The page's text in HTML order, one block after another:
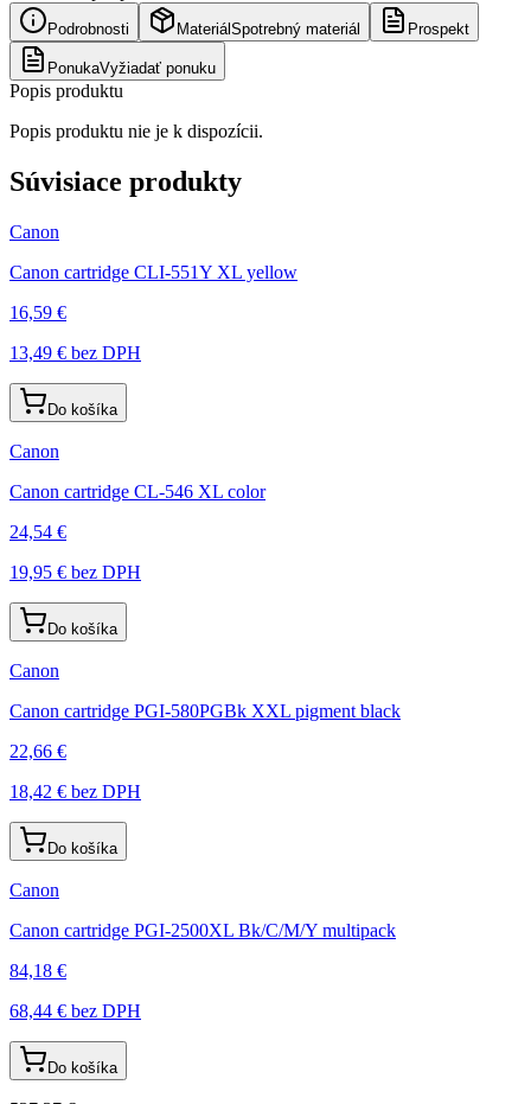
Podrobnosti Materiál Spotrebný materiál Prospekt
PonukaVyžiadať ponuku
Popis produktu
Popis produktu nie je k dispozícii.
Súvisiace produkty
Canon
Canon cartridge CLI-551Y XL yellow
16,59 €
13,49 € bez DPH
Do košíka
Canon
Canon cartridge CL-546 XL color
24,54 €
19,95 € bez DPH
Do košíka
Canon
Canon cartridge PGI-580PGBk XXL pigment black
22,66 €
18,42 € bez DPH
Do košíka
Canon
Canon cartridge PGI-2500XL Bk/C/M/Y multipack
84,18 €
68,44 € bez DPH
Do košíka